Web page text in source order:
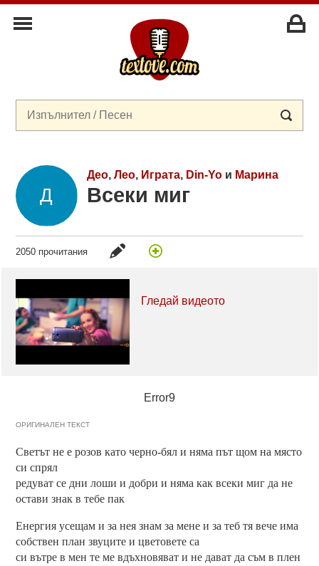
Део, Лео, Играта, Din-Yoи Марина
Всеки миг
2050 прочитания
Гледай видеото
Error9
ОРИГИНАЛЕН ТЕКСТ
Светът не е розов като черно-бял и няма път щом на място
си спрял
редуват се дни лоши и добри и няма как всеки миг да не
остави знак в тебе пак
Енергия усещам и за нея знам за мене и за теб тя вече има
собствен план звуците и цветовете са
си вътре в мен те ме вдъхновяват и не дават да съм в плен